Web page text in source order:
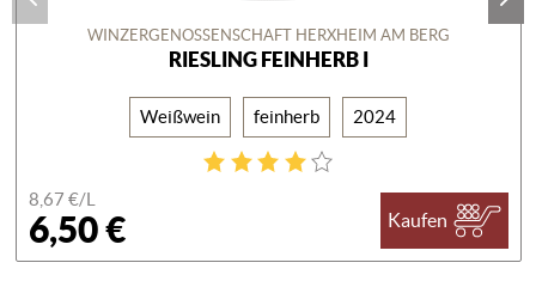
WINZERGENOSSENSCHAFT HERXHEIM AM BERG
RIESLING FEINHERB I
Weißwein feinherb 2024
8,67 €/L
6,50 € Kaufen